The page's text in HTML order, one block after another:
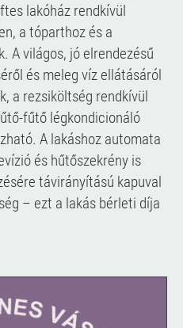
lakóház rendkívül
a tóparthoz és a
A világos, jó elrendezésű
és meleg víz ellátásáról
a rezsiköltség rendkívül
fűtő légkondicionáló
A lakáshoz automata
és hűtőszekrény is
távirányítású kapuval
– ezt a lakás bérleti díja